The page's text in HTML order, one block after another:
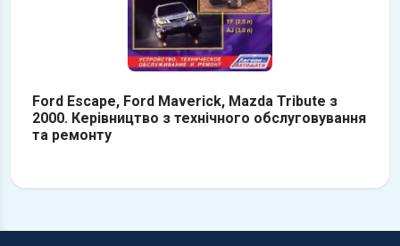
Ford Escape, Ford Maverick, Mazda Tribute з
2000. Керівництво з технічного обслуговування
та ремонту